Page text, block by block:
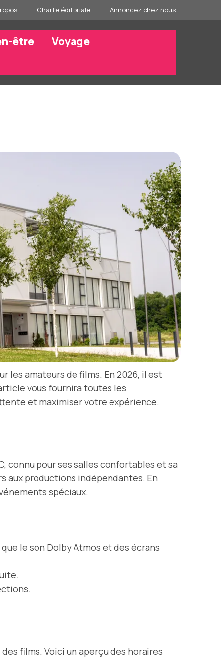
Charte éditoriale Annoncez chez nous
être
Voyage
les amateurs de films. En 2026, il est
vous fournira toutes les
et maximiser votre expérience.
connu pour ses salles confortables et sa
aux productions indépendantes. En
spéciaux.
le son Dolby Atmos et des écrans
films. Voici un aperçu des horaires